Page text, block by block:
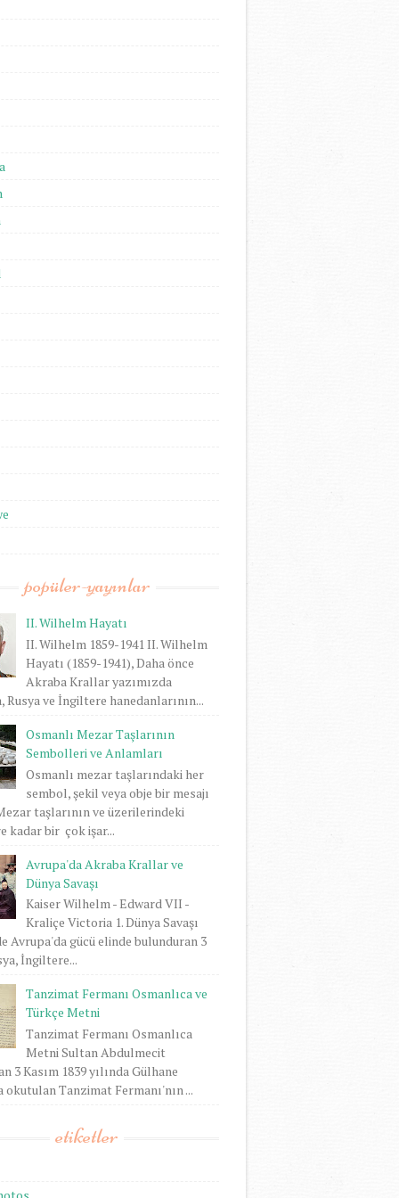
popüler-yayınlar
II. Wilhelm Hayatı
II. Wilhelm 1859-1941 II. Wilhelm
Hayatı (1859-1941), Daha önce
Akraba Krallar yazımızda
Rusya ve İngiltere hanedanlarının...
Osmanlı Mezar Taşlarının
Sembolleri ve Anlamları
Osmanlı mezar taşlarındaki her
sembol, şekil veya obje bir mesajı
taşlarının ve üzerilerindeki
kadar bir çok işar...
Avrupa'da Akraba Krallar ve
Dünya Savaşı
Kaiser Wilhelm - Edward VII -
Kraliçe Victoria 1. Dünya Savaşı
Avrupa'da gücü elinde bulunduran 3
İngiltere...
Tanzimat Fermanı Osmanlıca ve
Türkçe Metni
Tanzimat Fermanı Osmanlıca
Metni Sultan Abdulmecit
3 Kasım 1839 yılında Gülhane
okutulan Tanzimat Fermanı'nın ...
etiketler